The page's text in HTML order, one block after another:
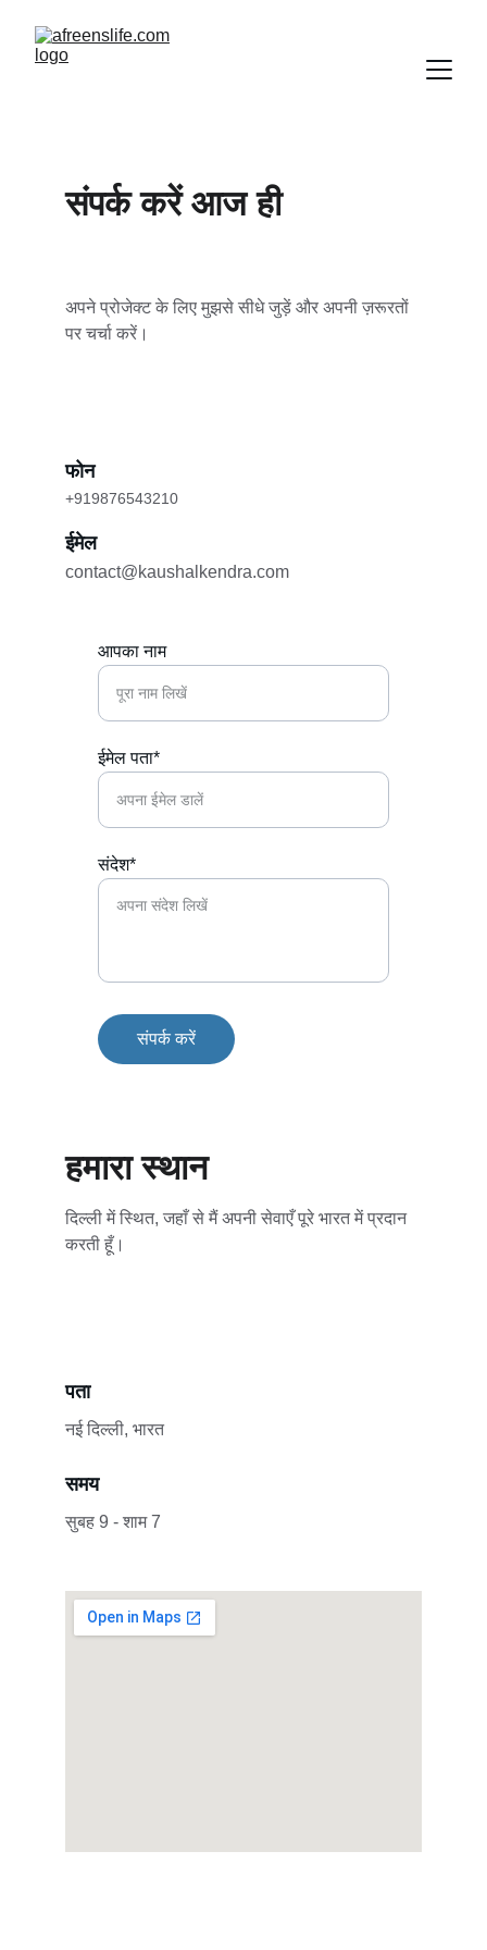
संपर्क करें आज ही
अपने प्रोजेक्ट के लिए मुझसे सीधे जुड़ें और अपनी ज़रूरतों
पर चर्चा करें।
फोन
+919876543210
ईमेल
contact@kaushalkendra.com
आपका नाम
ईमेल पता*
संदेश*
संपर्क करें
हमारा स्थान
दिल्ली में स्थित, जहाँ से मैं अपनी सेवाएँ पूरे भारत में प्रदान
करती हूँ।
पता
नई दिल्ली, भारत
समय
सुबह 9 - शाम 7